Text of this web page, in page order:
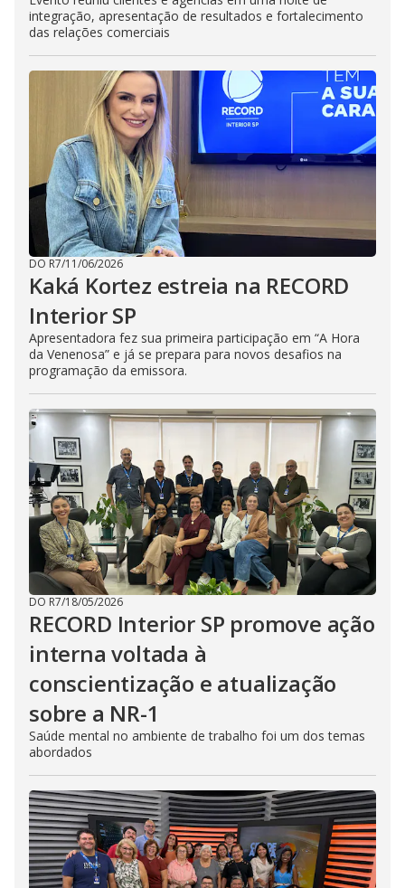
integração, apresentação de resultados e fortalecimento
das relações comerciais
DO R7/11/06/2026
Kaká Kortez estreia na RECORD
Interior SP
Apresentadora fez sua primeira participação em “A Hora
da Venenosa” e já se prepara para novos desafios na
programação da emissora.
DO R7/18/05/2026
RECORD Interior SP promove ação
interna voltada à
conscientização e atualização
sobre a NR-1
Saúde mental no ambiente de trabalho foi um dos temas
abordados